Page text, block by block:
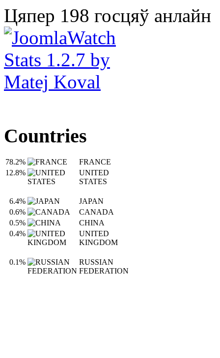
Цяпер 198 госцяў анлайн
Countries
78.2%
FRANCE
12.8%
UNITED
STATES
6.4%
JAPAN
0.6%
CANADA
0.5%
CHINA
0.4%
UNITED
KINGDOM
0.1%
RUSSIAN
FEDERATION